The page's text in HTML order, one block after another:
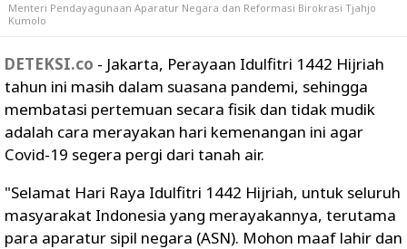
Menteri Pendayagunaan Aparatur Negara dan Reformasi Birokrasi Tjahjo
Kumolo
DETEKSI.co - Jakarta, Perayaan Idulfitri 1442 Hijriah
tahun ini masih dalam suasana pandemi, sehingga
membatasi pertemuan secara fisik dan tidak mudik
adalah cara merayakan hari kemenangan ini agar
Covid-19 segera pergi dari tanah air.
"Selamat Hari Raya Idulfitri 1442 Hijriah, untuk seluruh
masyarakat Indonesia yang merayakannya, terutama
para aparatur sipil negara (ASN). Mohon maaf lahir dan